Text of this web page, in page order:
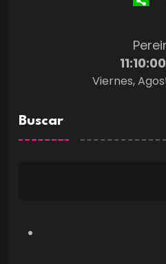
Viernes,
Buscar